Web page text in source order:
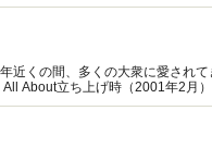
近くの間、多くの大衆に愛され
About立ち上げ時（2001年2月）